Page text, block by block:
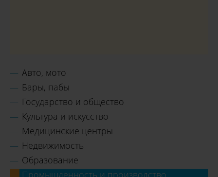
Авто, мото
Бары, пабы
Государство и общество
Культура и искусство
Медицинские центры
Недвижимость
Образование
Промышленность и производство